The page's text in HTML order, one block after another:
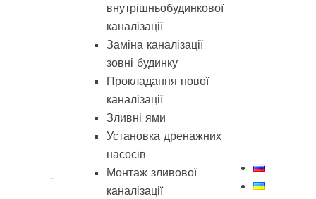
внутрішньобудинкової
каналізації
Заміна каналізації
зовні будинку
Прокладання нової
каналізації
Зливні ями
Установка дренажних
насосів
Монтаж зливової
каналізації